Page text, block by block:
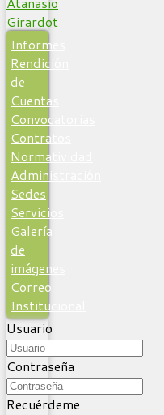
Informes
Rendición
de
Cuentas
Convocatorias
Contratos
Normatividad
Administración
Sedes
Servicios
Galería
de
imágenes
Correo
Institucional
Usuario
Contraseña
Recuérdeme